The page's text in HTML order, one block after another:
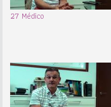
27 Médico